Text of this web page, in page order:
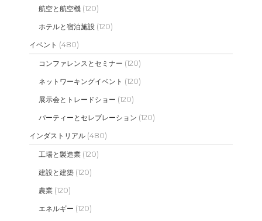
航空と航空機 (120)
ホテルと宿泊施設 (120)
イベント (480)
コンファレンスとセミナー (120)
ネットワーキングイベント (120)
展示会とトレードショー (120)
パーティーとセレブレーション (120)
インダストリアル (480)
工場と製造業 (120)
建設と建築 (120)
農業 (120)
エネルギー (120)